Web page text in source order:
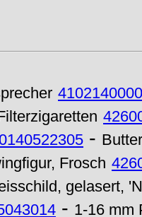
-
Frosch
gelasert,
- 1-16 mm